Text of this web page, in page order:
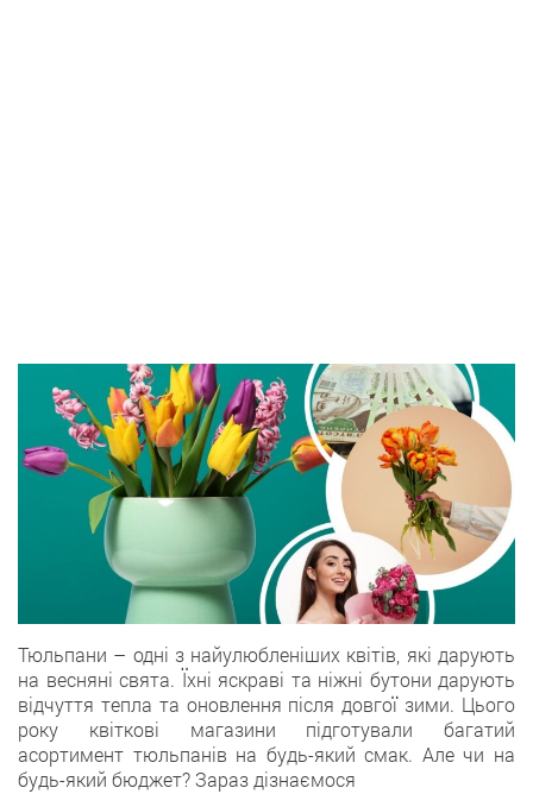
Тюльпани – одні з найулюбленіших квітів, які дарують
на весняні свята. Їхні яскраві та ніжні бутони дарують
відчуття тепла та оновлення після довгої зими. Цього
року квіткові магазини підготували багатий
асортимент тюльпанів на будь-який смак. Але чи на
будь-який бюджет? Зараз дізнаємося